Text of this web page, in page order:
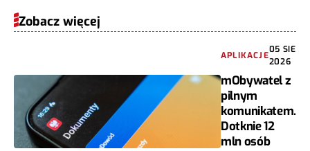
Zobacz więcej
APLIKACJE
05 SIE
2026
mObywatel z
pilnym
komunikatem.
Dotknie 12
mln osób